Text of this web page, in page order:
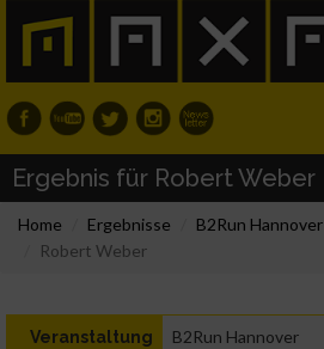
Ergebnis für Robert Weber
Home Ergebnisse B2Run Hannover
Robert Weber
Veranstaltung B2Run Hannover